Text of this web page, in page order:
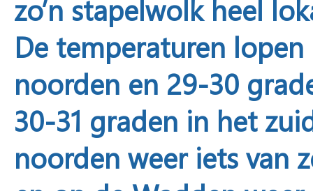
zo’n stapelwolk heel
De temperaturen
noorden en 29-30
30-31 graden in het
noorden weer iets van